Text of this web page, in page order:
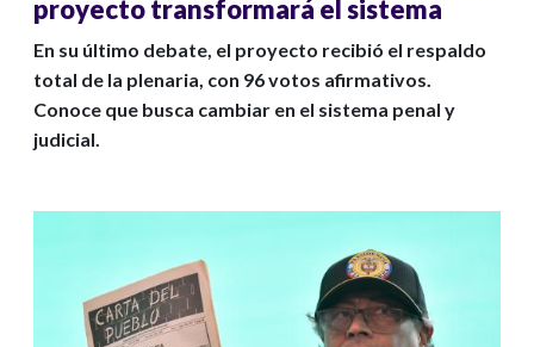
proyecto transformará el sistema
En su último debate, el proyecto recibió el respaldo
total de la plenaria, con 96 votos afirmativos.
Conoce que busca cambiar en el sistema penal y
judicial.